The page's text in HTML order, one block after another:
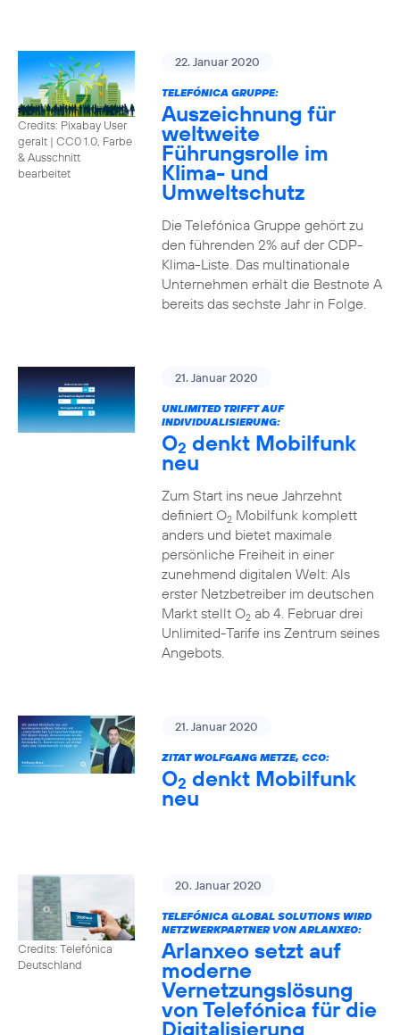
Credits: Pixabay User
geralt | CC0 1.0, Farbe
& Ausschnitt
bearbeitet
22. Januar 2020
TELEFÓNICA GRUPPE:
Auszeichnung für
weltweite
Führungsrolle im
Klima- und
Umweltschutz
Die Telefónica Gruppe gehört zu
den führenden 2% auf der CDP-
Klima-Liste. Das multinationale
Unternehmen erhält die Bestnote A
bereits das sechste Jahr in Folge.
21. Januar 2020
UNLIMITED TRIFFT AUF
INDIVIDUALISIERUNG:
O2 denkt Mobilfunk
neu
Zum Start ins neue Jahrzehnt
definiert O2Mobilfunk komplett
anders und bietet maximale
persönliche Freiheit in einer
zunehmend digitalen Welt: Als
erster Netzbetreiber im deutschen
Markt stellt O2ab 4. Februar drei
Unlimited-Tarife ins Zentrum seines
Angebots.
21. Januar 2020
ZITAT WOLFGANG METZE, CCO:
O2 denkt Mobilfunk
neu
Credits: Telefónica
Deutschland
20. Januar 2020
TELEFÓNICA GLOBAL SOLUTIONS WIRD
NETZWERKPARTNER VON ARLANXEO:
Arlanxeo setzt auf
moderne
Vernetzungslösung
von Telefónica für die
Digitalisierung